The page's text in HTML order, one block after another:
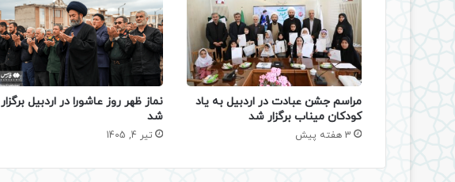
مراسم جشن عبادت در اردبیل به یاد
کودکان میناب برگزار شد
3 هفته پیش
نماز ظهر روز عاشورا در اردبیل برگزار
شد
تیر 4, 1405